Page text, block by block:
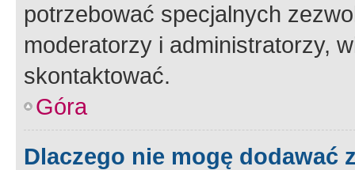
potrzebować specjalnych
moderatorzy i administratorzy,
skontaktować.
Góra
Dlaczego nie mogę dodawać